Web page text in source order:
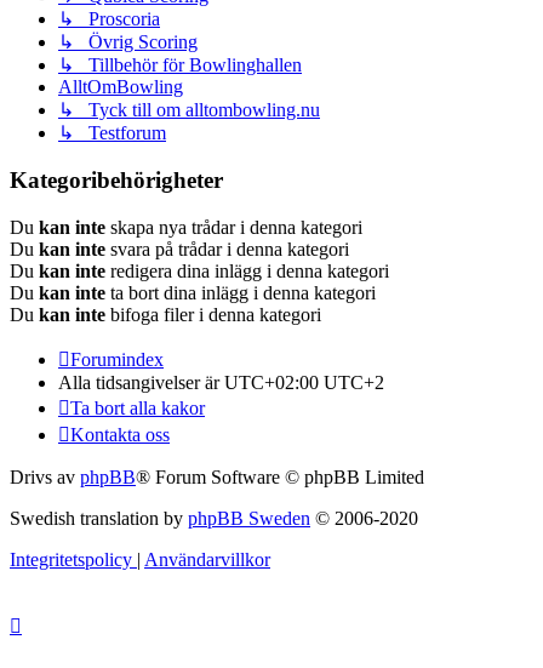
↳ Proscoria
↳ Övrig Scoring
↳ Tillbehör för Bowlinghallen
AlltOmBowling
↳ Tyck till om alltombowling.nu
↳ Testforum
Kategoribehörigheter
Du kan inte skapa nya trådar i denna kategori
Du kan inte svara på trådar i denna kategori
Du kan inte redigera dina inlägg i denna kategori
Du kan inte ta bort dina inlägg i denna kategori
Du kan inte bifoga filer i denna kategori
Forumindex
Alla tidsangivelser är UTC+02:00 UTC+2
Ta bort alla kakor
Kontakta oss
Drivs av phpBB® Forum Software © phpBB Limited
Swedish translation by phpBB Sweden © 2006-2020
Integritetspolicy | Användarvillkor